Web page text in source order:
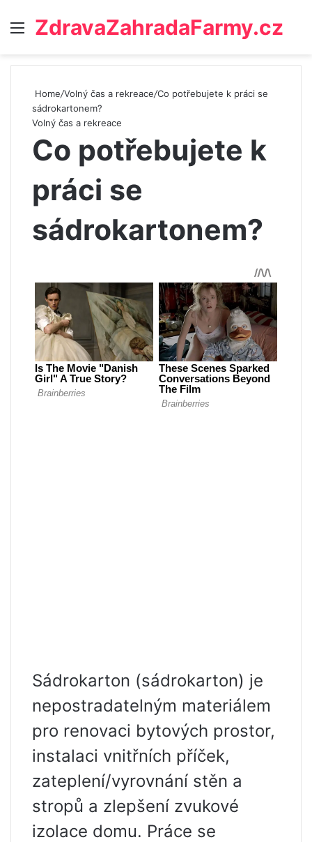
Menu
ZdravaZahradaFarmy.cz
Home/Volný čas a rekreace/Co potřebujete k práci se
sádrokartonem?
Volný čas a rekreace
Co potřebujete k
práci se
sádrokartonem?
Sádrokarton (sádrokarton) je
nepostradatelným materiálem
pro renovaci bytových prostor,
instalaci vnitřních příček,
zateplení/vyrovnání stěn a
stropů a zlepšení zvukové
izolace domu. Práce se